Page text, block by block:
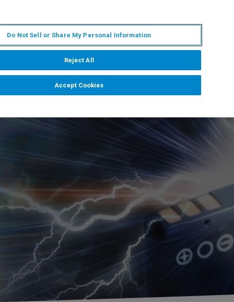
Do Not Sell or Share My Personal Information
Reject All
Accept Cookies